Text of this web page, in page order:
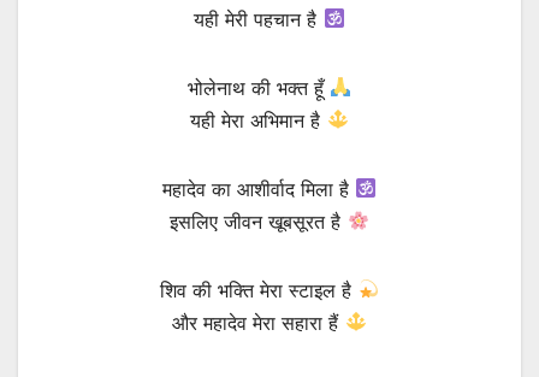
यही मेरी पहचान है
भोलेनाथ की भक्त हूँ
यही मेरा अभिमान है
महादेव का आशीर्वाद मिला है
इसलिए जीवन खूबसूरत है
शिव की भक्ति मेरा स्टाइल है
और महादेव मेरा सहारा हैं